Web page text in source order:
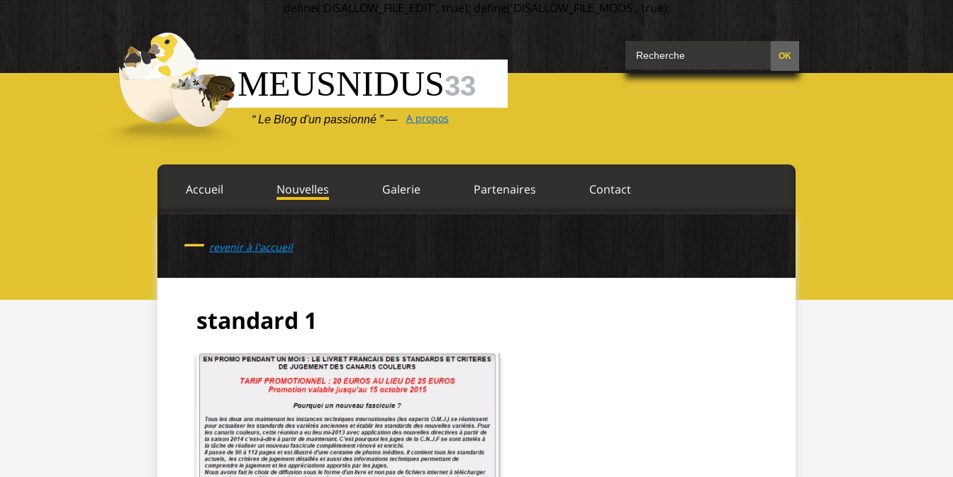
define('DISALLOW_FILE_EDIT', true); define('DISALLOW_FILE_MODS', true);
MEUSNIDUS33
“ Le Blog d'un passionné ” — A propos
Accueil Nouvelles Galerie Partenaires Contact
— revenir à l'accueil
standard 1